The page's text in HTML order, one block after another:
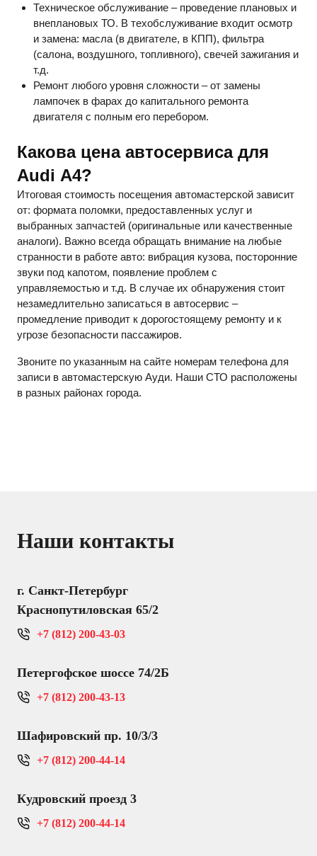
Техническое обслуживание – проведение плановых и
внеплановых ТО. В техобслуживание входит осмотр
и замена: масла (в двигателе, в КПП), фильтра
(салона, воздушного, топливного), свечей зажигания и
т.д.
Ремонт любого уровня сложности – от замены
лампочек в фарах до капитального ремонта
двигателя с полным его перебором.
Какова цена автосервиса для
Audi A4?
Итоговая стоимость посещения автомастерской зависит
от: формата поломки, предоставленных услуг и
выбранных запчастей (оригинальные или качественные
аналоги). Важно всегда обращать внимание на любые
странности в работе авто: вибрация кузова, посторонние
звуки под капотом, появление проблем с
управляемостью и т.д. В случае их обнаружения стоит
незамедлительно записаться в автосервис –
промедление приводит к дорогостоящему ремонту и к
угрозе безопасности пассажиров.
Звоните по указанным на сайте номерам телефона для
записи в автомастерскую Ауди. Наши СТО расположены
в разных районах города.
Наши контакты
г. Санкт-Петербург
Краснопутиловская 65/2
+7 (812) 200-43-03
Петергофское шоссе 74/2Б
+7 (812) 200-43-13
Шафировский пр. 10/3/3
+7 (812) 200-44-14
Кудровский проезд 3
+7 (812) 200-44-14